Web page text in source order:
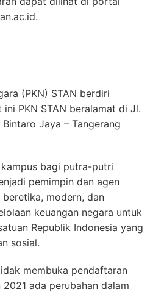
(PKN) STAN berdiri
PKN STAN beralamat di Jl.
Jaya – Tangerang
kampus bagi putra-putri
pemimpin dan agen
modern, dan
keuangan negara untuk
Republik Indonesia yang
sosial.
membuka pendaftaran
ada perubahan dalam